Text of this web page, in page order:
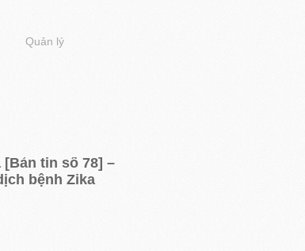
Quản lý
[Bản tin số 78] –
bệnh Zika